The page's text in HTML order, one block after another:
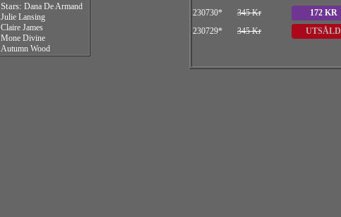
Stars: Dana De Armand
Julie Lansing
Claire James
Mone Divine
Autumn Wood
230730* 345 Kr
172 KR
230729* 345 Kr UTSÅLD